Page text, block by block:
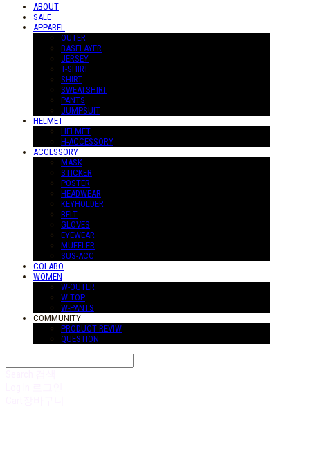
ABOUT
SALE
APPAREL
OUTER
BASELAYER
JERSEY
T-SHIRT
SHIRT
SWEATSHIRT
PANTS
JUMPSUIT
HELMET
HELMET
H-ACCESSORY
ACCESSORY
MASK
STICKER
POSTER
HEADWEAR
KEYHOLDER
BELT
GLOVES
EYEWEAR
MUFFLER
SUS-ACC
COLABO
WOMEN
W-OUTER
W-TOP
W-PANTS
COMMUNITY
PRODUCT REVIW
QUESTION